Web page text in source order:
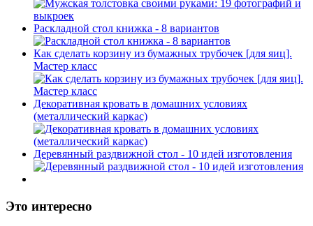
Раскладной стол книжка - 8 вариантов
Как сделать корзину из бумажных трубочек [для яиц].
Мастер класс
Декоративная кровать в домашних условиях
(металлический каркас)
Деревянный раздвижной стол - 10 идей изготовления
Это интересно